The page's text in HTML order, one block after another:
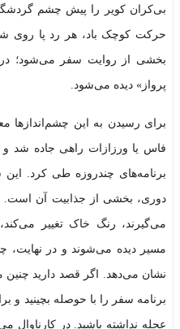
بی‌کران کویر را پیش چشم
حرکت کوچک باد، هر رد پا روی
بخشی از روایت سفر می‌شود؛
پرواز» دیده می‌شود.
برای رسیدن به این چشم‌اندازها
فاس یا ورزازات راهی جاده شد و
برنامه‌های چندروزه طی کرد.
دوری، بخشی از جذابیت آن است.
می‌گیرند، رنگ خاک تغییر
مسیر دیده می‌شوند و در نهایت،
نشان می‌دهد. اگر قصد دارید چنین
برنامه سفر را با حوصله بچینید
عجله نداشته باشید. در کارناوال